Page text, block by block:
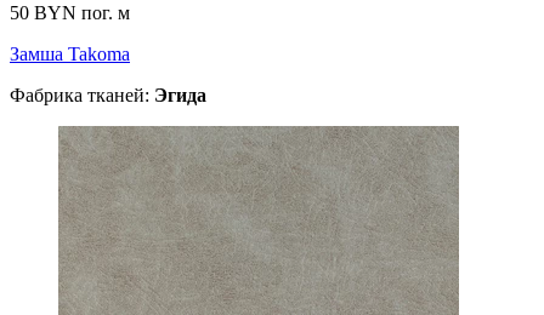
50 BYN пог. м
Замша Takoma
Фабрика тканей: Эгида